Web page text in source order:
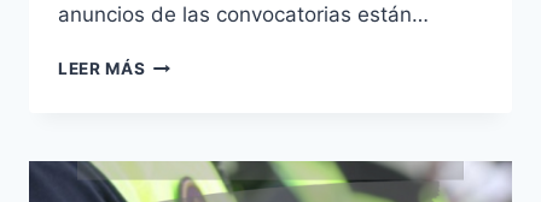
anuncios de las convocatorias están…
LEER MÁS POLICÍA
PLAZAS
CONVOCADAS: